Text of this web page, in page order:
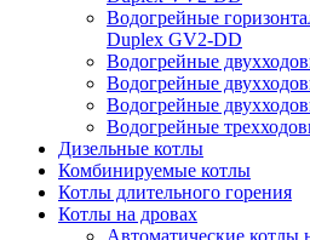
Водогрейные
Duplex GV2-DD
Водогрейные
Водогрейные
Водогрейные
Водогрейные
Дизельные котлы
Комбинируемые котлы
Котлы длительного горения
Котлы на дровах
Автоматические котлы